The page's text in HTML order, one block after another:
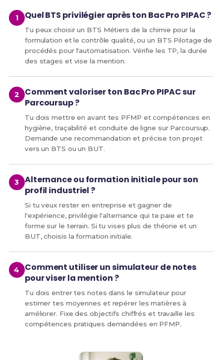
Quel BTS privilégier après ton Bac Pro PIPAC ?
Tu peux choisir un BTS Métiers de la chimie pour la
formulation et le contrôle qualité, ou un BTS Pilotage de
procédés pour l'automatisation. Vérifie les TP, la durée
des stages et vise la mention.
Comment valoriser ton Bac Pro PIPAC sur
Parcoursup ?
Tu dois mettre en avant tes PFMP et compétences en
hygiène, traçabilité et conduite de ligne sur Parcoursup.
Demande une recommandation et précise ton projet
vers un BTS ou un BUT.
Alternance ou formation initiale pour son
profil industriel ?
Si tu veux rester en entreprise et gagner de
l'expérience, privilégie l'alternance qui te paie et te
forme sur le terrain. Si tu vises plus de théorie et un
BUT, choisis la formation initiale.
Comment utiliser un simulateur de notes
pour viser la mention ?
Tu dois entrer tes notes dans le simulateur pour
estimer tes moyennes et repérer les matières à
améliorer. Fixe des objectifs chiffrés et travaille les
compétences pratiques demandées en PFMP.